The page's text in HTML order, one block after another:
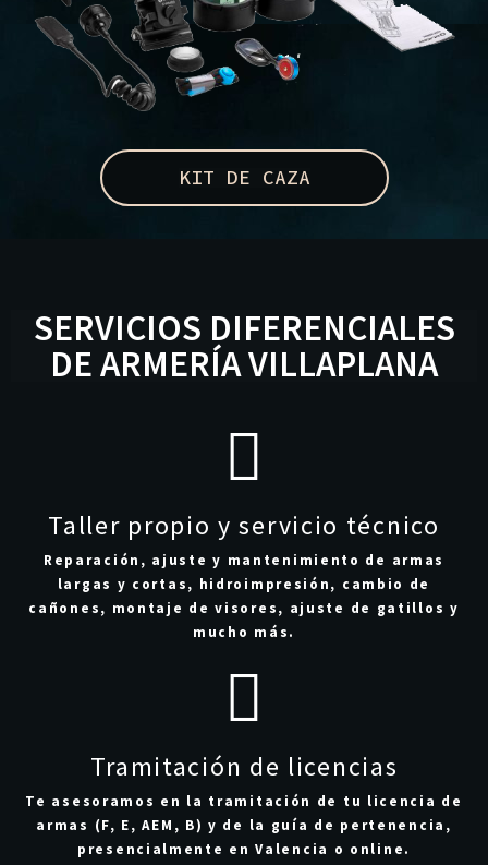
KIT DE CAZA
SERVICIOS DIFERENCIALES
DE ARMERÍA VILLAPLANA
Taller propio y servicio técnico
Reparación, ajuste y mantenimiento de armas
largas y cortas, hidroimpresión, cambio de
cañones, montaje de visores, ajuste de gatillos y
mucho más.
Tramitación de licencias
Te asesoramos en la tramitación de tu licencia de
armas (F, E, AEM, B) y de la guía de pertenencia,
presencialmente en Valencia o online.